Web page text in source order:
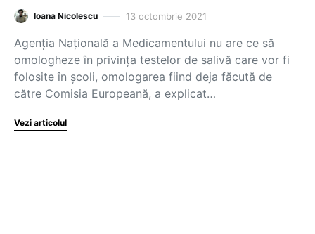
Ioana Nicolescu 13 octombrie 2021
Agenția Națională a Medicamentului nu are ce să
omologheze în privința testelor de salivă care vor fi
folosite în școli, omologarea fiind deja făcută de
către Comisia Europeană, a explicat…
Vezi articolul